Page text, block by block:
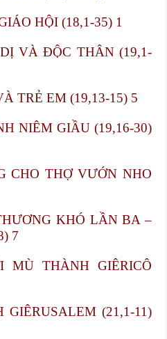
HỘI (18,1-35) 1
VÀ ĐỘC THÂN (19,1-
TRẺ EM (19,13-15) 5
NIÊM GIẦU (19,16-30)
CHO THỢ VƯỚN NHO
KHÓ LẦN BA –
7
MÙ THÀNH GIÊRICÔ
(21,1-11)